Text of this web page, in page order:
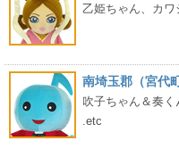
乙姫ちゃん、カワ
南埼玉郡（宮代町
吹子ちゃん＆奏
.etc